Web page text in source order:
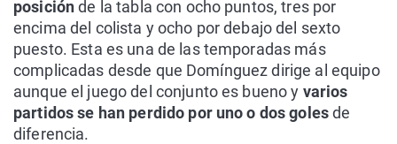
posiciónde la tabla con ocho puntos, tres por
encima del colista y ocho por debajo del sexto
puesto. Esta es una de las temporadas más
complicadas desde que Domínguez dirige al equipo
aunque el juego del conjunto es bueno y varios
partidos se han perdido por uno o dos golesde
diferencia.